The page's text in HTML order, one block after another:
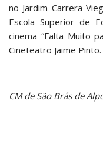
no Jardim Carrera
Escola Superior de
cinema “Falta Muito
Cineteatro Jaime Pinto.
CM de São Brás de